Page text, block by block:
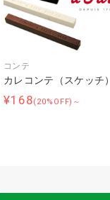
コンテ
カレコンテ（スケッチ）
¥168(20%OFF)～